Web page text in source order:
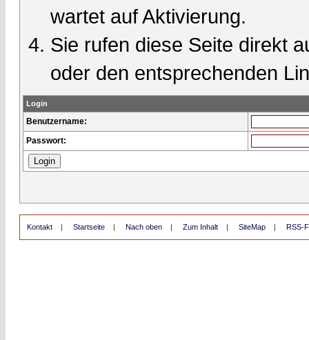
wartet auf Aktivierung.
Sie rufen diese Seite direkt
oder den entsprechenden
Login
Benutzername:
Passwort:
Kontakt | Startseite | Nach oben | Zum Inhalt | SiteMap | RSS-